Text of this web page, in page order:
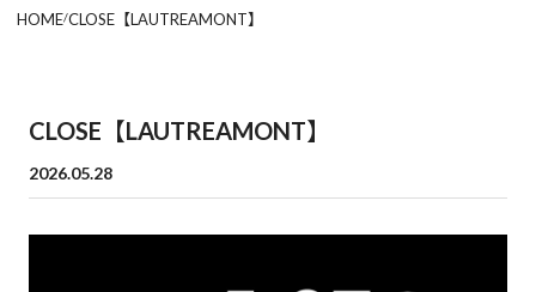
HOME/CLOSE【LAUTREAMONT】
CLOSE【LAUTREAMONT】
2026.05.28